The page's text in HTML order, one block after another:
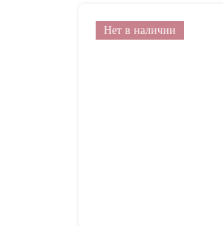
Нет в наличии